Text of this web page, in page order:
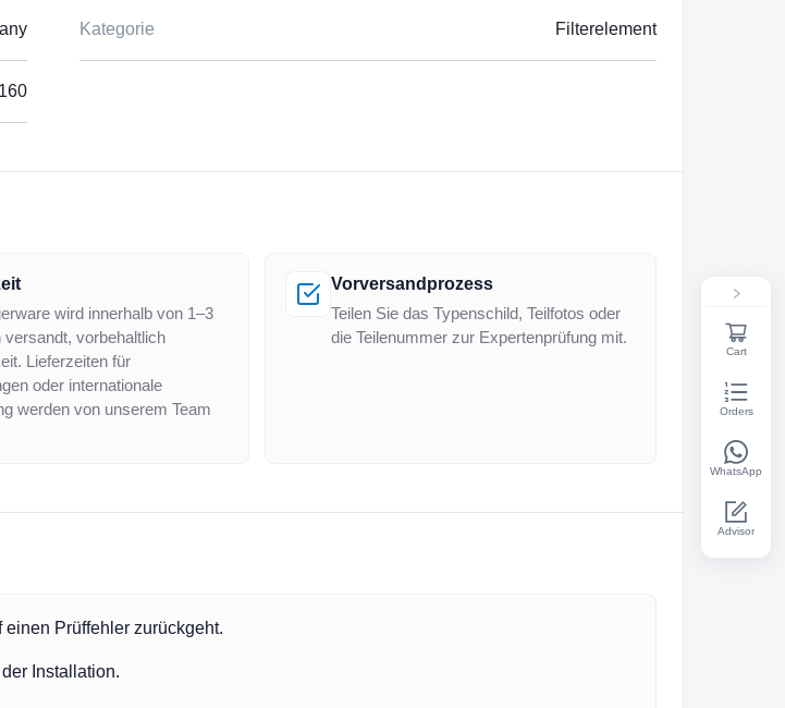
Kategorie Filterelement
160
wird innerhalb von 1–3
versandt, vorbehaltlich
Lieferzeiten für
oder internationale
werden von unserem Team
Vorversandprozess
Teilen Sie das Typenschild, Teilfotos oder
die Teilenummer zur Expertenprüfung mit.
Prüffehler zurückgeht.
Installation.
Cart
Orders
WhatsApp
Advisor